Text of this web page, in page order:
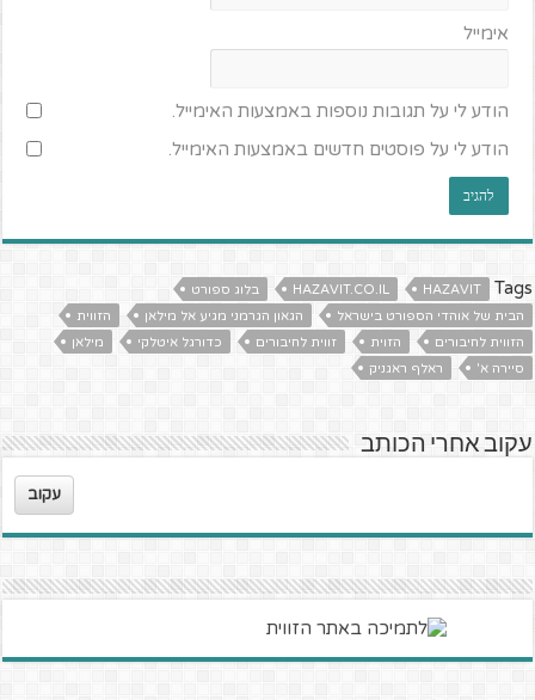
אימייל
הודע לי על תגובות נוספות באמצעות האימייל.
הודע לי על פוסטים חדשים באמצעות האימייל.
Tags
HAZAVIT
HAZAVIT.CO.IL
בלוג ספורט
הבית של אוהדי הספורט בישראל
הגאון הגרמני מגיע אל מילאן
הזווית
הזווית לחיבורים
הזוית זווית לחיבורים כדורגל איטלקי
מילאן
סיירה א'
ראלף ראגניק
עקוב אחרי הכותב
עקוב